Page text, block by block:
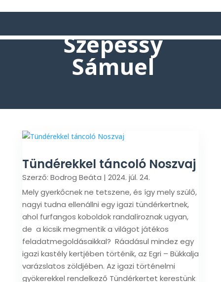
Szepessy
Sámuel
Tündérekkel táncoló Noszvaj
Szerző: Bodrog Beáta | 2024. júl. 24.
Mely gyerkőcnek ne tetszene, és így mely szülő,
nagyi tudna ellenállni egy igazi tündérkertnek,
ahol furfangos koboldok randalíroznak ugyan,
de a kicsik megmentik a világot játékos
feladatmegoldásaikkal? Ráadásul mindez egy
igazi kastély kertjében történik, az Egri – Bükkalja
varázslatos zöldjében. Az igazi történelmi
gyökerekkel rendelkező Tündérkertet kerestünk